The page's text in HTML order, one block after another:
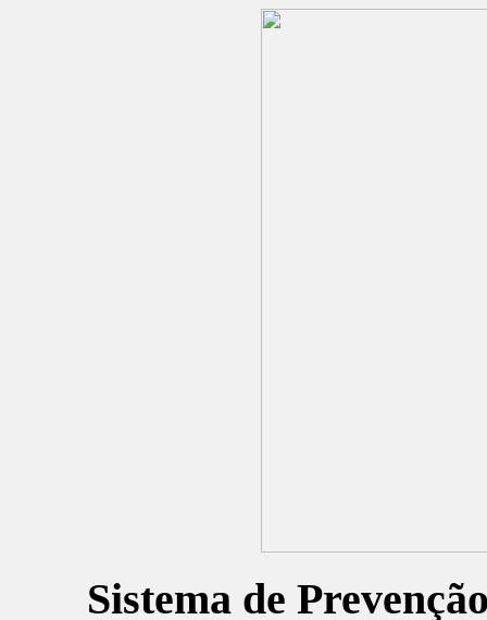
Sistema de